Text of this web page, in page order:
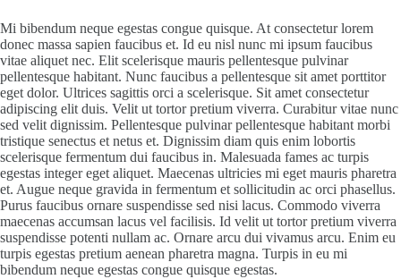
Mi bibendum neque egestas congue quisque. At consectetur lorem
donec massa sapien faucibus et. Id eu nisl nunc mi ipsum faucibus
vitae aliquet nec. Elit scelerisque mauris pellentesque pulvinar
pellentesque habitant. Nunc faucibus a pellentesque sit amet porttitor
eget dolor. Ultrices sagittis orci a scelerisque. Sit amet consectetur
adipiscing elit duis. Velit ut tortor pretium viverra. Curabitur vitae nunc
sed velit dignissim. Pellentesque pulvinar pellentesque habitant morbi
tristique senectus et netus et. Dignissim diam quis enim lobortis
scelerisque fermentum dui faucibus in. Malesuada fames ac turpis
egestas integer eget aliquet. Maecenas ultricies mi eget mauris pharetra
et. Augue neque gravida in fermentum et sollicitudin ac orci phasellus.
Purus faucibus ornare suspendisse sed nisi lacus. Commodo viverra
maecenas accumsan lacus vel facilisis. Id velit ut tortor pretium viverra
suspendisse potenti nullam ac. Ornare arcu dui vivamus arcu. Enim eu
turpis egestas pretium aenean pharetra magna. Turpis in eu mi
bibendum neque egestas congue quisque egestas.